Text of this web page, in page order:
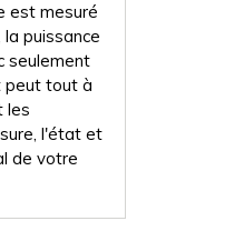
est mesuré
puissance
seulement
peut tout à
les
l'état et
de votre